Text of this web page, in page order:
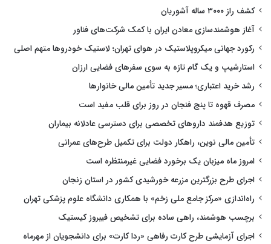
کشف راز ۳۰۰۰ ساله آشوریان
آغاز هوشمندسازی معادن ایران با کمک شرکت‌های فناور
رکورد جهانی میکروپلاستیک در هوای تهران؛ لاستیک خودروها متهم اصلی
استارشیپ و یک گام تازه به سوی سفرهای فضایی ارزان
رشد خرید اعتباری؛ مسیر جدید تأمین مالی خانوارها
مصرف قهوه تا پنج فنجان در روز برای قلب مفید است
توزیع هدفمند داروهای تخصصی برای دسترسی عادلانه بیماران
تأمین مالی نوین، راهکار دولت برای تکمیل طرح‌های عمرانی
امروز ماه میزبان یک برخورد فضایی غیرمنتظره است
اجرای طرح بزرگترین مزرعه خورشیدی کشور در استان زنجان
راه‌اندازی «مرکز جامع ملی زخم» با همکاری دانشگاه علوم پزشکی تهران
برچسب هوشمند، راهی ساده برای تشخیص فیبروز کیستیک
اجرای آزمایشی طرح کارت رفاهی «ردا کارت» برای دانشجویان از مهرماه